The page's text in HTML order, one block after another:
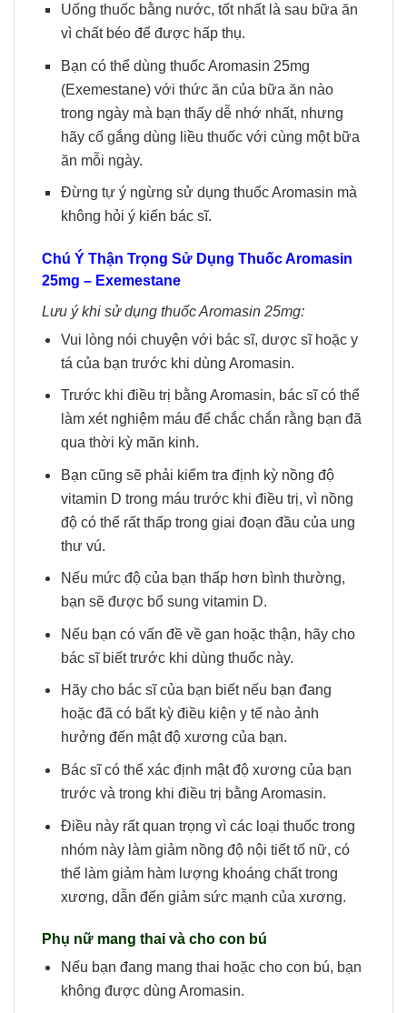
Uống thuốc bằng nước, tốt nhất là sau bữa ăn
vì chất béo để được hấp thụ.
Bạn có thể dùng thuốc Aromasin 25mg
(Exemestane) với thức ăn của bữa ăn nào
trong ngày mà bạn thấy dễ nhớ nhất, nhưng
hãy cố gắng dùng liều thuốc với cùng một bữa
ăn mỗi ngày.
Đừng tự ý ngừng sử dụng thuốc Aromasin mà
không hỏi ý kiến ​​bác sĩ.
Chú Ý Thận Trọng Sử Dụng Thuốc Aromasin
25mg – Exemestane
Lưu ý khi sử dụng thuốc Aromasin 25mg:
Vui lòng nói chuyện với bác sĩ, dược sĩ hoặc y
tá của bạn trước khi dùng Aromasin.
Trước khi điều trị bằng Aromasin, bác sĩ có thể
làm xét nghiệm máu để chắc chắn rằng bạn đã
qua thời kỳ mãn kinh.
Bạn cũng sẽ phải kiểm tra định kỳ nồng độ
vitamin D trong máu trước khi điều trị, vì nồng
độ có thể rất thấp trong giai đoạn đầu của ung
thư vú.
Nếu mức độ của bạn thấp hơn bình thường,
bạn sẽ được bổ sung vitamin D.
Nếu bạn có vấn đề về gan hoặc thận, hãy cho
bác sĩ biết trước khi dùng thuốc này.
Hãy cho bác sĩ của bạn biết nếu bạn đang
hoặc đã có bất kỳ điều kiện y tế nào ảnh
hưởng đến mật độ xương của bạn.
Bác sĩ có thể xác định mật độ xương của bạn
trước và trong khi điều trị bằng Aromasin.
Điều này rất quan trọng vì các loại thuốc trong
nhóm này làm giảm nồng độ nội tiết tố nữ, có
thể làm giảm hàm lượng khoáng chất trong
xương, dẫn đến giảm sức mạnh của xương.
Phụ nữ mang thai và cho con bú
Nếu bạn đang mang thai hoặc cho con bú, bạn
không được dùng Aromasin.